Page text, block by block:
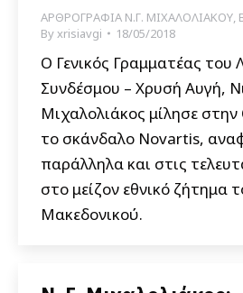
ΑΡΘΡΟΓΡΑΦΙΑ Ν.Γ. ΜΙΧΑΛΟΛΙΑΚΟΥ,
Byxrisiavgi 18/05/2018
Ο Γενικός Γραμματέας του
Συνδέσμου – Χρυσή Αυγή,
Μιχαλολιάκος μίλησε στην
το σκάνδαλο Novartis,
παράλληλα και στις
στο μείζον εθνικό ζήτημα
Μακεδονικού.